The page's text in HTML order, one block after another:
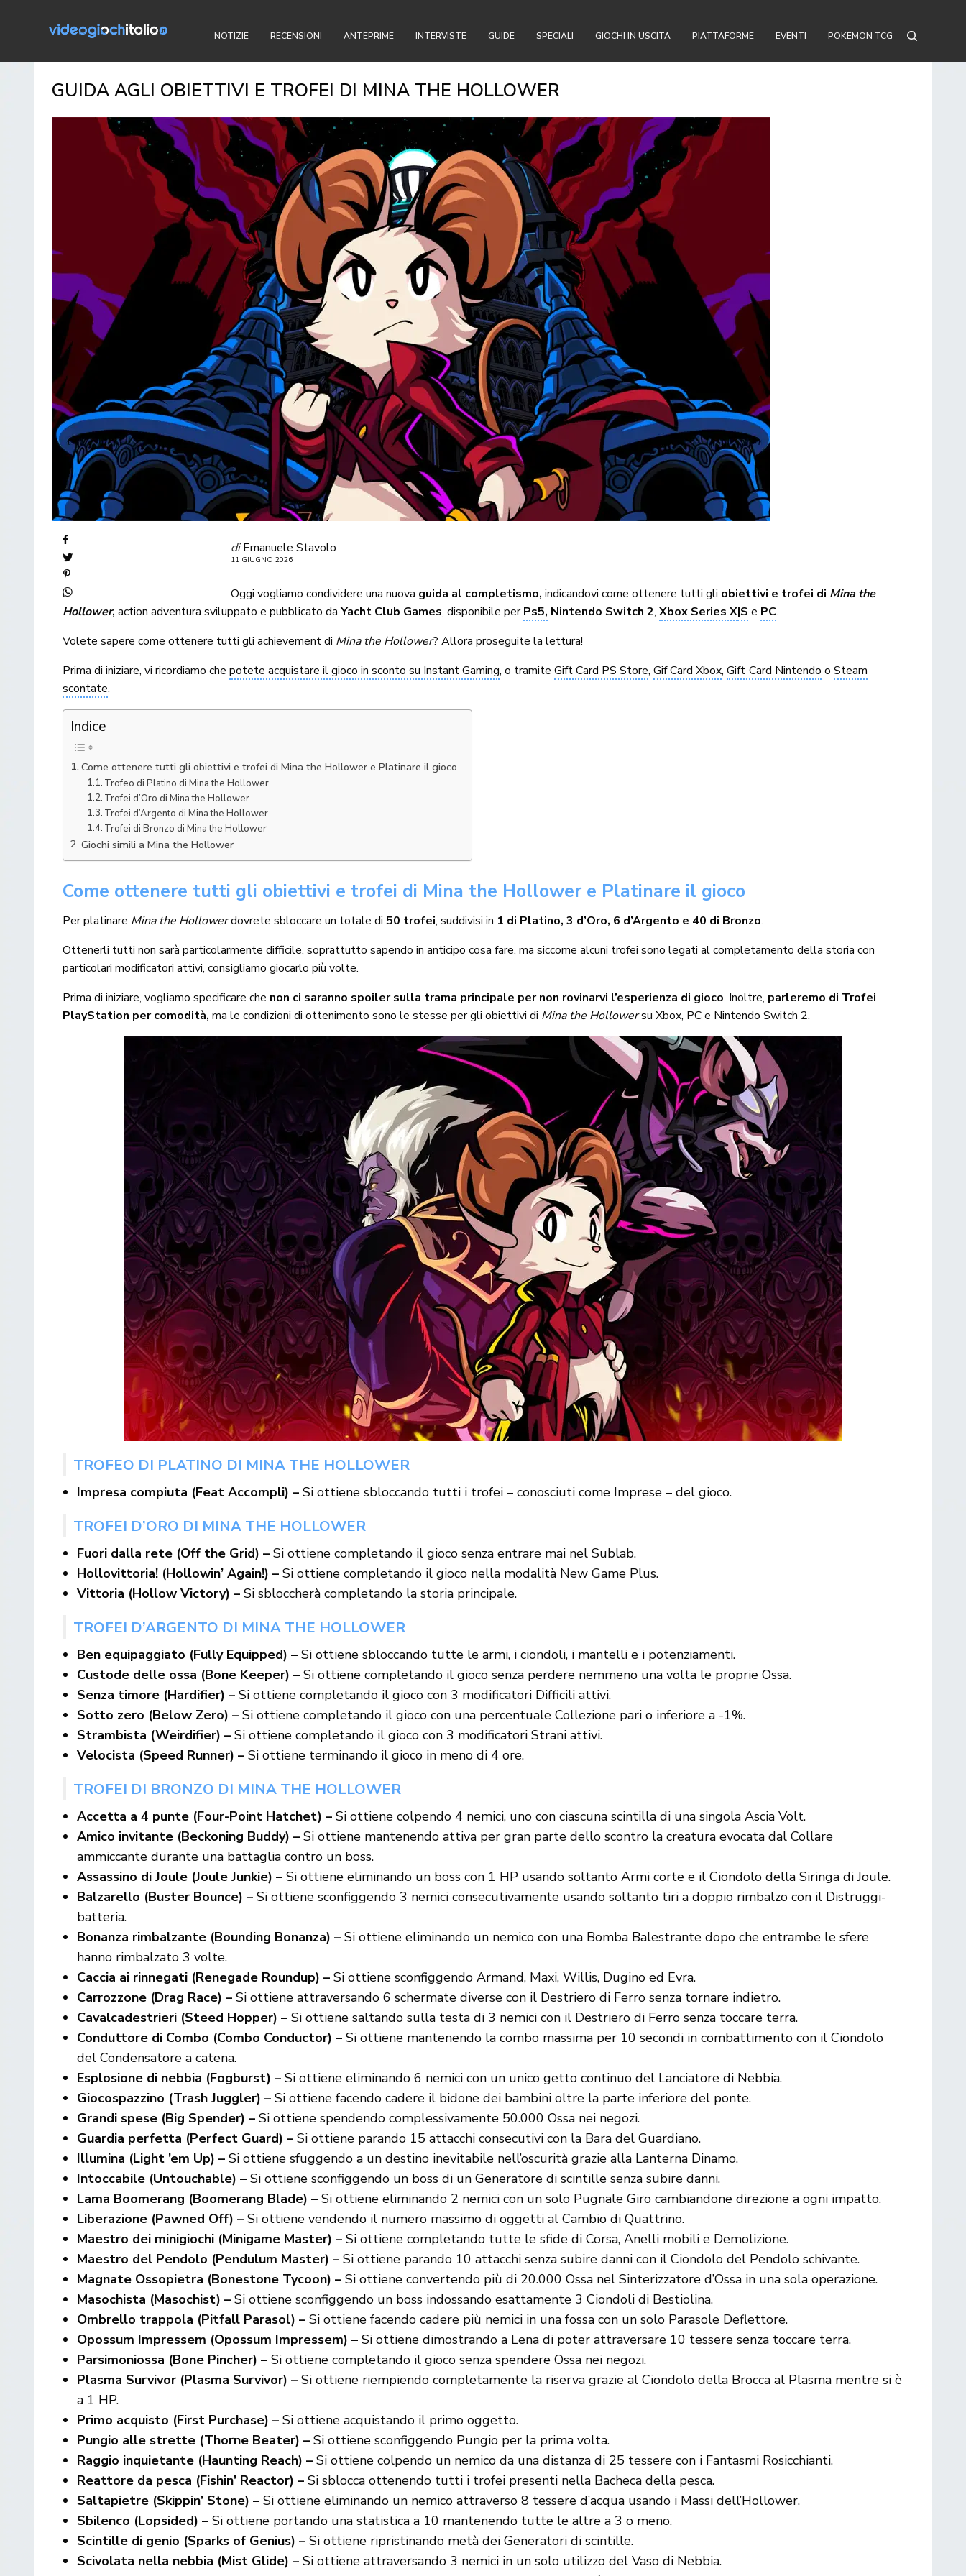
NOTIZIE RECENSIONI ANTEPRIME INTERVISTE GUIDE SPECIALI GIOCHI IN USCITA PIATTAFORME EVENTI POKEMON TCG
GUIDA AGLI OBIETTIVI E TROFEI DI MINA THE HOLLOWER
di Emanuele Stavolo
11 GIUGNO 2026
Oggi vogliamo condividere una nuova guida al completismo, indicandovi come ottenere tutti gli obiettivi e trofei di Mina the
Hollower, action adventura sviluppato e pubblicato daYacht Club Games, disponibile perPs5, Nintendo Switch 2,Xbox Series X|S e PC.
Volete sapere come ottenere tutti gli achievement di Mina the Hollower? Allora proseguite la lettura!
Prima di iniziare, vi ricordiamo chepotete acquistare il gioco in sconto su Instant Gaming, o tramiteGift Card PS Store,Gif Card Xbox,Gift Card Nintendo o Steam
scontate.
Indice
Come ottenere tutti gli obiettivi e trofei di Mina the Hollower e Platinare il gioco
Trofeo di Platino di Mina the Hollower
Trofei d’Oro di Mina the Hollower
Trofei d’Argento di Mina the Hollower
Trofei di Bronzo di Mina the Hollower
Giochi simili a Mina the Hollower
Come ottenere tutti gli obiettivi e trofei di Mina the Hollower e Platinare il gioco
Per platinare Mina the Hollowerdovrete sbloccare un totale di 50 trofei, suddivisi in 1 di Platino, 3 d’Oro, 6 d’Argento e 40 di Bronzo.
Ottenerli tutti non sarà particolarmente difficile, soprattutto sapendo in anticipo cosa fare, ma siccome alcuni trofei sono legati al completamento della storia con
particolari modificatori attivi, consigliamo giocarlo più volte.
Prima di iniziare, vogliamo specificare che non ci saranno spoiler sulla trama principale per non rovinarvi l’esperienza di gioco. Inoltre, parleremo di Trofei
PlayStation per comodità, ma le condizioni di ottenimento sono le stesse per gli obiettivi di Mina the Hollowersu Xbox, PC e Nintendo Switch 2.
TROFEO DI PLATINO DI MINA THE HOLLOWER
Impresa compiuta (Feat Accompli) – Si ottiene sbloccando tutti i trofei – conosciuti come Imprese – del gioco.
TROFEI D’ORO DI MINA THE HOLLOWER
Fuori dalla rete (Off the Grid) – Si ottiene completando il gioco senza entrare mai nel Sublab.
Hollovittoria! (Hollowin’ Again!) – Si ottiene completando il gioco nella modalità New Game Plus.
Vittoria (Hollow Victory) – Si sbloccherà completando la storia principale.
TROFEI D’ARGENTO DI MINA THE HOLLOWER
Ben equipaggiato (Fully Equipped) – Si ottiene sbloccando tutte le armi, i ciondoli, i mantelli e i potenziamenti.
Custode delle ossa (Bone Keeper) – Si ottiene completando il gioco senza perdere nemmeno una volta le proprie Ossa.
Senza timore (Hardifier) – Si ottiene completando il gioco con 3 modificatori Difficili attivi.
Sotto zero (Below Zero) – Si ottiene completando il gioco con una percentuale Collezione pari o inferiore a -1%.
Strambista (Weirdifier) – Si ottiene completando il gioco con 3 modificatori Strani attivi.
Velocista (Speed Runner) – Si ottiene terminando il gioco in meno di 4 ore.
TROFEI DI BRONZO DI MINA THE HOLLOWER
Accetta a 4 punte (Four-Point Hatchet) – Si ottiene colpendo 4 nemici, uno con ciascuna scintilla di una singola Ascia Volt.
Amico invitante (Beckoning Buddy) – Si ottiene mantenendo attiva per gran parte dello scontro la creatura evocata dal Collare
ammiccante durante una battaglia contro un boss.
Assassino di Joule (Joule Junkie) – Si ottiene eliminando un boss con 1 HP usando soltanto Armi corte e il Ciondolo della Siringa di Joule.
Balzarello (Buster Bounce) – Si ottiene sconfiggendo 3 nemici consecutivamente usando soltanto tiri a doppio rimbalzo con il Distruggi-
batteria.
Bonanza rimbalzante (Bounding Bonanza) – Si ottiene eliminando un nemico con una Bomba Balestrante dopo che entrambe le sfere
hanno rimbalzato 3 volte.
Caccia ai rinnegati (Renegade Roundup) – Si ottiene sconfiggendo Armand, Maxi, Willis, Dugino ed Evra.
Carrozzone (Drag Race) – Si ottiene attraversando 6 schermate diverse con il Destriero di Ferro senza tornare indietro.
Cavalcadestrieri (Steed Hopper) – Si ottiene saltando sulla testa di 3 nemici con il Destriero di Ferro senza toccare terra.
Conduttore di Combo (Combo Conductor) – Si ottiene mantenendo la combo massima per 10 secondi in combattimento con il Ciondolo
del Condensatore a catena.
Esplosione di nebbia (Fogburst) – Si ottiene eliminando 6 nemici con un unico getto continuo del Lanciatore di Nebbia.
Giocospazzino (Trash Juggler) – Si ottiene facendo cadere il bidone dei bambini oltre la parte inferiore del ponte.
Grandi spese (Big Spender) – Si ottiene spendendo complessivamente 50.000 Ossa nei negozi.
Guardia perfetta (Perfect Guard) – Si ottiene parando 15 attacchi consecutivi con la Bara del Guardiano.
Illumina (Light ’em Up) – Si ottiene sfuggendo a un destino inevitabile nell’oscurità grazie alla Lanterna Dinamo.
Intoccabile (Untouchable) – Si ottiene sconfiggendo un boss di un Generatore di scintille senza subire danni.
Lama Boomerang (Boomerang Blade) – Si ottiene eliminando 2 nemici con un solo Pugnale Giro cambiandone direzione a ogni impatto.
Liberazione (Pawned Off) – Si ottiene vendendo il numero massimo di oggetti al Cambio di Quattrino.
Maestro dei minigiochi (Minigame Master) – Si ottiene completando tutte le sfide di Corsa, Anelli mobili e Demolizione.
Maestro del Pendolo (Pendulum Master) – Si ottiene parando 10 attacchi senza subire danni con il Ciondolo del Pendolo schivante.
Magnate Ossopietra (Bonestone Tycoon) – Si ottiene convertendo più di 20.000 Ossa nel Sinterizzatore d’Ossa in una sola operazione.
Masochista (Masochist) – Si ottiene sconfiggendo un boss indossando esattamente 3 Ciondoli di Bestiolina.
Ombrello trappola (Pitfall Parasol) – Si ottiene facendo cadere più nemici in una fossa con un solo Parasole Deflettore.
Opossum Impressem (Opossum Impressem) – Si ottiene dimostrando a Lena di poter attraversare 10 tessere senza toccare terra.
Parsimoniossa (Bone Pincher) – Si ottiene completando il gioco senza spendere Ossa nei negozi.
Plasma Survivor (Plasma Survivor) – Si ottiene riempiendo completamente la riserva grazie al Ciondolo della Brocca al Plasma mentre si è
a 1 HP.
Primo acquisto (First Purchase) – Si ottiene acquistando il primo oggetto.
Pungio alle strette (Thorne Beater) – Si ottiene sconfiggendo Pungio per la prima volta.
Raggio inquietante (Haunting Reach) – Si ottiene colpendo un nemico da una distanza di 25 tessere con i Fantasmi Rosicchianti.
Reattore da pesca (Fishin’ Reactor) – Si sblocca ottenendo tutti i trofei presenti nella Bacheca della pesca.
Saltapietre (Skippin’ Stone) – Si ottiene eliminando un nemico attraverso 8 tessere d’acqua usando i Massi dell’Hollower.
Sbilenco (Lopsided) – Si ottiene portando una statistica a 10 mantenendo tutte le altre a 3 o meno.
Scintille di genio (Sparks of Genius) – Si ottiene ripristinando metà dei Generatori di scintille.
Scivolata nella nebbia (Mist Glide) – Si ottiene attraversando 3 nemici in un solo utilizzo del Vaso di Nebbia.